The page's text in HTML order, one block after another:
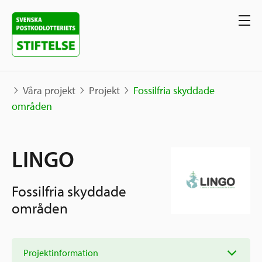
Projekt
Berättelser
Sverige och övriga världen
Samhällsentreprenörskap
Sök stöd
Våra projekt Projekt
Fossilfria skyddade
områden
LINGO
Fossilfria skyddade
områden
Projektinformation